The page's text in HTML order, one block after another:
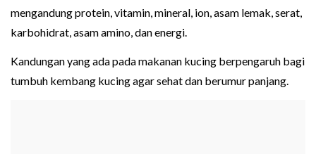
mengandung protein, vitamin, mineral, ion, asam lemak, serat,
karbohidrat, asam amino, dan energi.
Kandungan yang ada pada makanan kucing berpengaruh bagi
tumbuh kembang kucing agar sehat dan berumur panjang.